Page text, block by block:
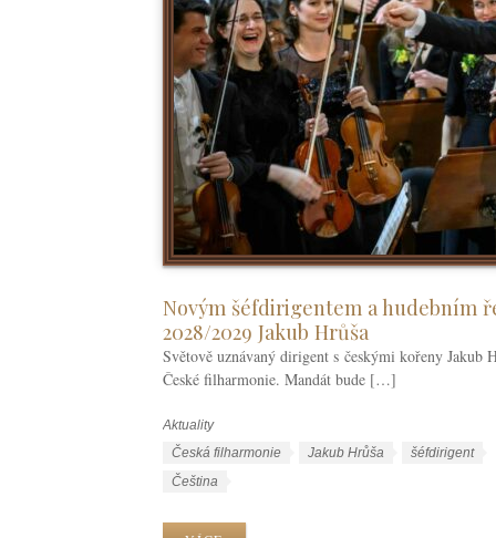
Novým šéfdirigentem a hudebním
2028/2029 Jakub Hrůša
Světově uznávaný dirigent s českými kořeny Jakub
České filharmonie. Mandát bude […]
R
i
Aktuality
Š
t
Česká filharmonie Jakub Hrůša šéfdirigent
Čeština